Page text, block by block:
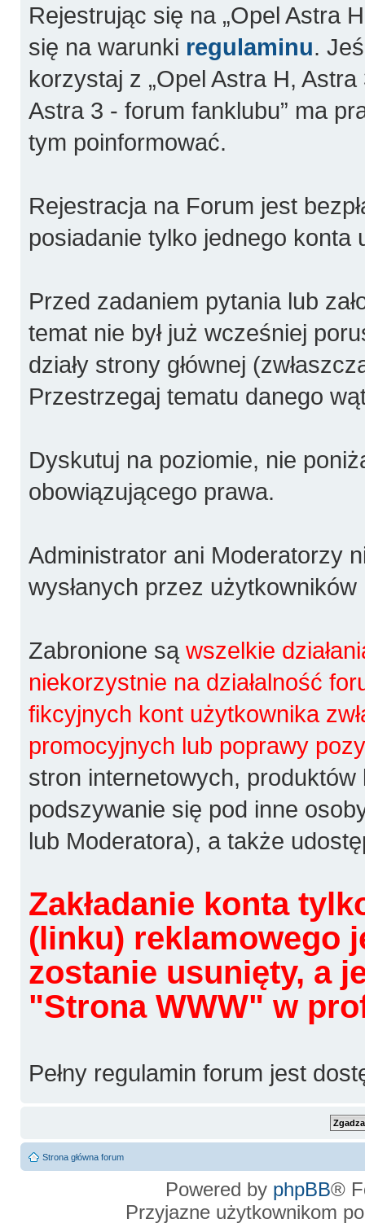
Rejestrując się na „Opel Astra
się na warunki regulaminu.
korzystaj z „Opel Astra H,
Astra 3 - forum fanklubu” ma
tym poinformować.
Rejestracja na Forum jest
posiadanie tylko jednego konta
Przed zadaniem pytania lub
temat nie był już wcześniej
działy strony głównej
Przestrzegaj tematu danego
Dyskutuj na poziomie, nie
obowiązującego prawa.
Administrator ani Moderatorzy
wysłanych przez użytkowników
Zabronione są wszelkie
niekorzystnie na działalność
fikcyjnych kont użytkownika
promocyjnych lub poprawy
stron internetowych, produktów
podszywanie się pod inne
lub Moderatora), a także
Zakładanie konta
(linku) reklamowego
zostanie usunięty, a
"Strona WWW" w
Pełny regulamin forum jest
Strona główna forum
Powered by phpBB®
Przyjazne użytkownikom